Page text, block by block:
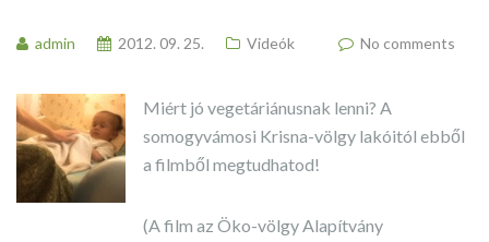
admin 2012. 09. 25. Videók No comments
Miért jó vegetáriánusnak lenni? A
somogyvámosi Krisna-völgy lakóitól ebből
a filmből megtudhatod!
(A film az Öko-völgy Alapítvány